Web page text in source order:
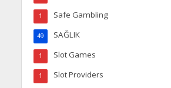
Safe Gambling
1
SAĞLIK
49
Slot Games
1
Slot Providers
1